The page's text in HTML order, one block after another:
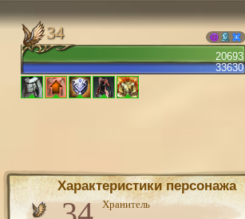
20693
33630
34
Характеристики персонажа
Хранитель